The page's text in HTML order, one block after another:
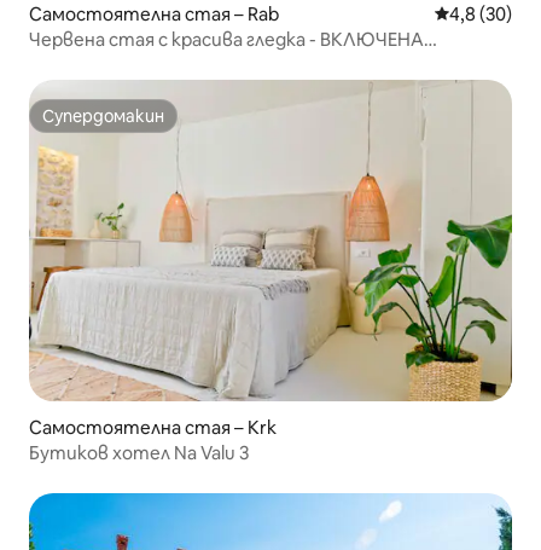
Самостоятелна стая – Rab Средна
4,8 (30)
Червена стая с красива гледка - ВКЛЮЧЕНА
Супердомакин
Супердомакин
Самостоятелна стая – Krk
Бутиков хотел Na Valu 3